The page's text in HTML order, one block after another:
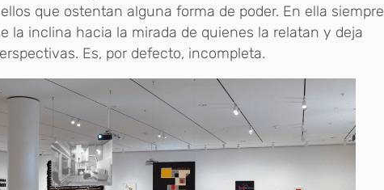
que ostentan alguna forma de poder. En ella siempre
la inclina hacia la mirada de quienes la relatan y deja
Es, por defecto, incompleta.